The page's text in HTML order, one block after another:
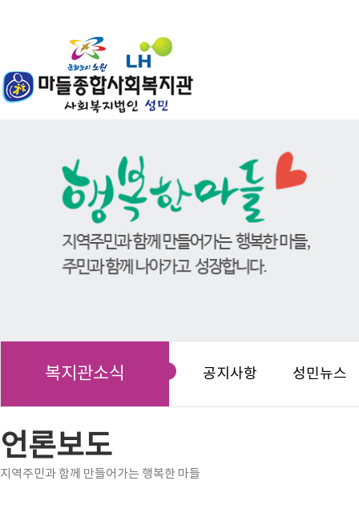
복지관소식 공지사항 성민뉴스
언론보도
지역주민과 함께 만들어가는 행복한 마들